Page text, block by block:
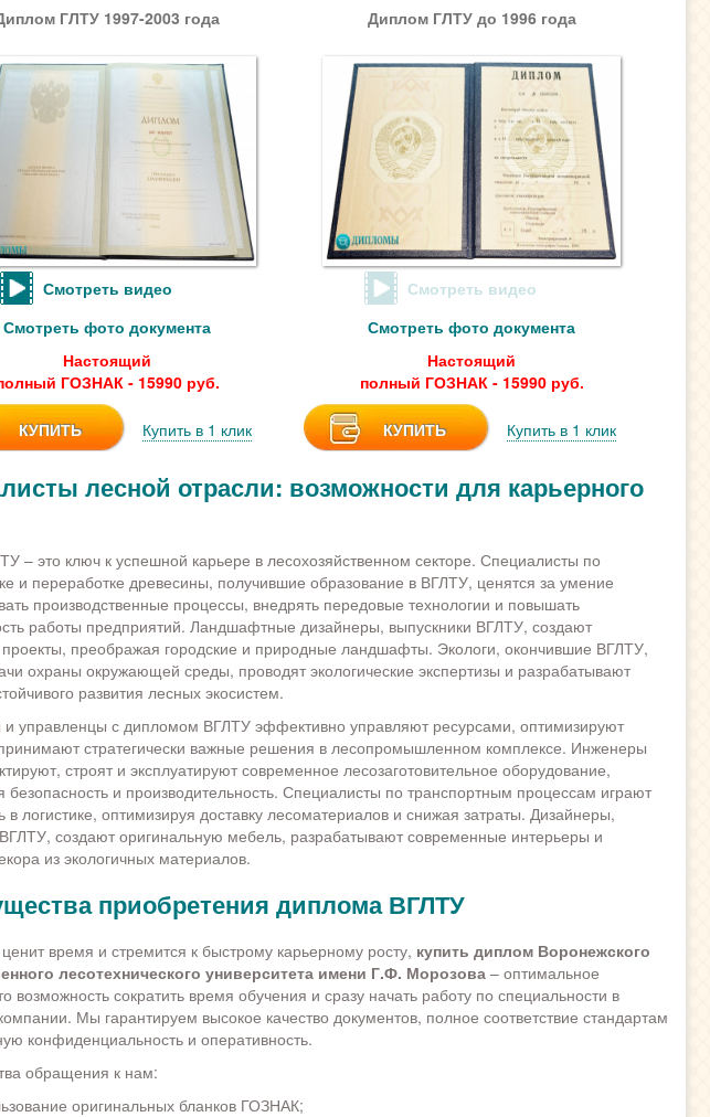
ГЛТУ 1997-2003 года
Смотреть видео
Смотреть фото документа
Настоящий
ГОЗНАК - 15990 руб.
КУПИТЬ Купить в 1 клик
Диплом ГЛТУ до 1996 года
Смотреть видео
Смотреть фото документа
Настоящий
полный ГОЗНАК - 15990 руб.
КУПИТЬ Купить в 1 клик
лесной отрасли: возможности для карьерного
– это ключ к успешной карьере в лесохозяйственном секторе. Специалисты по
и переработке древесины, получившие образование в ВГЛТУ, ценятся за умение
производственные процессы, внедрять передовые технологии и повышать
работы предприятий. Ландшафтные дизайнеры, выпускники ВГЛТУ, создают
преображая городские и природные ландшафты. Экологи, окончившие ВГЛТУ,
охраны окружающей среды, проводят экологические экспертизы и разрабатывают
развития лесных экосистем.
и управленцы с дипломом ВГЛТУ эффективно управляют ресурсами, оптимизируют
стратегически важные решения в лесопромышленном комплексе. Инженеры
строят и эксплуатируют современное лесозаготовительное оборудование,
безопасность и производительность. Специалисты по транспортным процессам играют
в логистике, оптимизируя доставку лесоматериалов и снижая затраты. Дизайнеры,
создают оригинальную мебель, разрабатывают современные интерьеры и
из экологичных материалов.
приобретения диплома ВГЛТУ
время и стремится к быстрому карьерному росту, купить диплом Воронежского
лесотехнического университета имени Г.Ф. Морозова– оптимальное
возможность сократить время обучения и сразу начать работу по специальности в
Мы гарантируем высокое качество документов, полное соответствие стандартам
конфиденциальность и оперативность.
обращения к нам:
оригинальных бланков ГОЗНАК;